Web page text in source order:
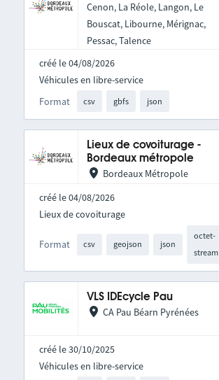
Cenon, La Réole, Langon, Le
Bouscat, Libourne, Mérignac,
Pessac, Talence
créé le 04/08/2026
Format csv gbfs json
Véhicules en libre-service
Lieux de covoiturage -
Bordeaux métropole
Bordeaux Métropole
créé le 04/08/2026
Format csv geojson json
octet-
stream
Lieux de covoiturage
VLS IDEcycle Pau
CA Pau Béarn Pyrénées
créé le 30/10/2025
Véhicules en libre-service